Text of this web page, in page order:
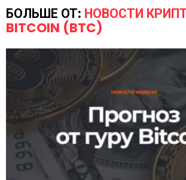
БОЛЬШЕ ОТ: НОВОСТИ
BITCOIN (BTC)